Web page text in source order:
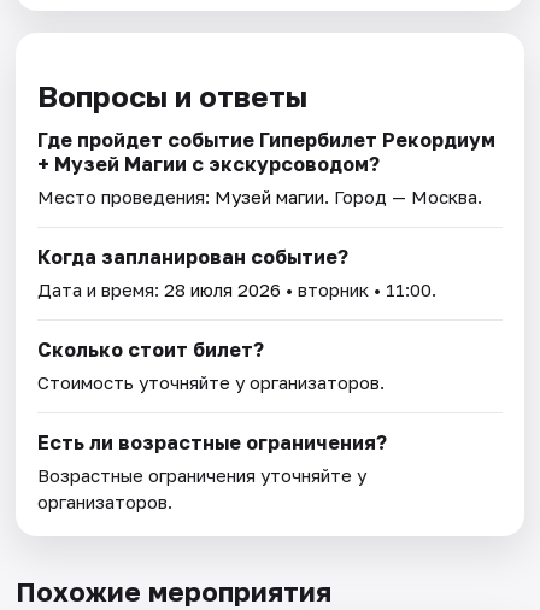
Вопросы и ответы
Где пройдет событие Гипербилет Рекордиум
+ Музей Магии с экскурсоводом?
Место проведения: Музей магии. Город — Москва.
Когда запланирован событие?
Дата и время:28 июля 2026 • вторник • 11:00.
Сколько стоит билет?
Стоимость уточняйте у организаторов.
Есть ли возрастные ограничения?
Возрастные ограничения уточняйте у
организаторов.
Похожие мероприятия